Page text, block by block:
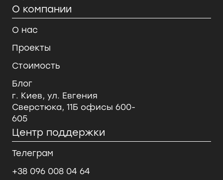
О компании
О нас
Проекты
Стоимость
Блог
г. Киев, ул. Евгения
Сверстюка, 11Б офисы 600-
605
Центр поддержки
Телеграм
+38 096 008 04 64